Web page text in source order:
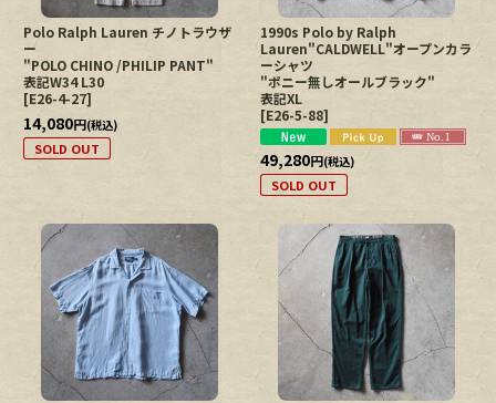
Polo Ralph Lauren チノトラウザ
ー
"POLO CHINO /PHILIP PANT"
表記W34 L30
[E26-4-27]
14,080円(税込)
SOLD OUT
1990s Polo by Ralph
Lauren"CALDWELL"オープンカラ
ーシャツ
"ポニー無しオールブラック"
表記XL
[E26-5-88]
49,280円(税込)
SOLD OUT